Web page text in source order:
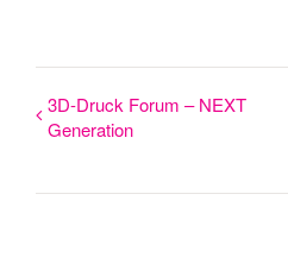
3D-Druck Forum – NEXT
Generation